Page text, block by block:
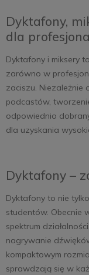
Dyktafony,
dla
Dyktafony i miksery
zarówno w
zaciszu. Niezależnie
podcastów,
odpowiednio
dla uzyskania
Dyktafony –
Dyktafony to nie
studentów. Obecnie
spektrum
nagrywanie
kompaktowym
sprawdzają się w